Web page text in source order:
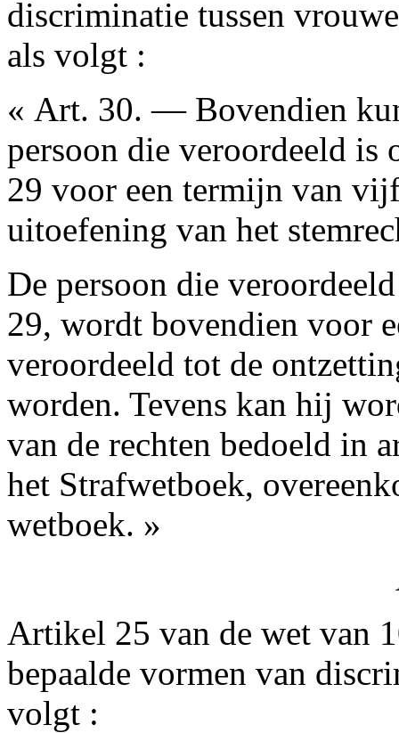
discriminatie tussen
als volgt :
« Art. 30. — Bovendien
persoon die veroordeeld is
29 voor een termijn van
uitoefening van het
De persoon die
29, wordt bovendien voor
veroordeeld tot de
worden. Tevens kan hij
van de rechten bedoeld in
het Strafwetboek,
wetboek. »
Artikel 25 van de wet van
bepaalde vormen van
volgt :